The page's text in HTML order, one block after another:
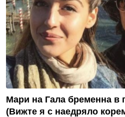
Мари на Гала бременна в
(Вижте я с наедряло